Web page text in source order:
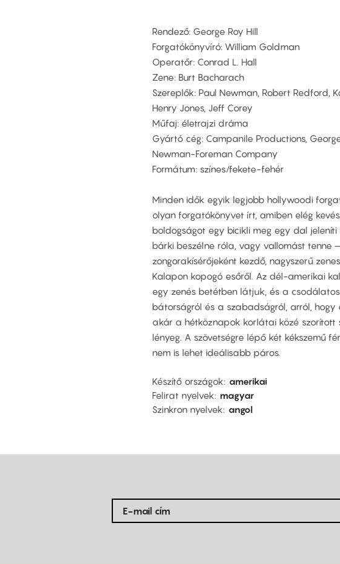
Rendező: George Roy Hill
Forgatókönyvíró: William Goldman
Operatőr: Conrad L. Hall
Zene: Burt Bacharach
Szereplők: Paul Newman, Robert Redford,
Henry Jones, Jeff Corey
Műfaj: életrajzi dráma
Gyártó cég: Campanile Productions,
Newman-Foreman Company
Formátum: színes/fekete-fehér
Minden idők egyik legjobb hollywoodi
olyan forgatókönyvet írt, amiben elég
boldogságot egy bicikli meg egy dal
bárki beszélne róla, vagy vallomást tenne
zongorakísérőjeként kezdő, nagyszerű
Kalapon kopogó esőről. Az dél-amerikai
egy zenés betétben látjuk, és a
bátorságról és a szabadságról, arról,
akár a hétköznapok korlátai közé szorított
lényeg. A szövetségre lépő két kékszemű
nem is lehet ideálisabb páros.
Készítő országok
amerikai
Felirat nyelvek
magyar
Szinkron nyelvek
angol